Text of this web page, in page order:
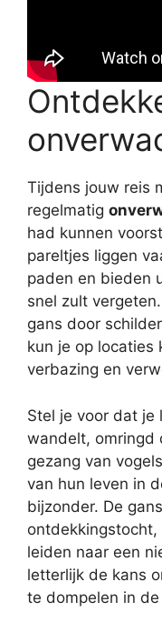
Tijdens jouw reis
regelmatig
had kunnen
pareltjes liggen
paden en bieden
snel zult
gans door
kun je op locaties
verbazing en
Stel je voor dat je
wandelt, omringd
gezang van
van hun leven in
bijzonder. De
leiden naar een
letterlijk de kans
te dompelen in